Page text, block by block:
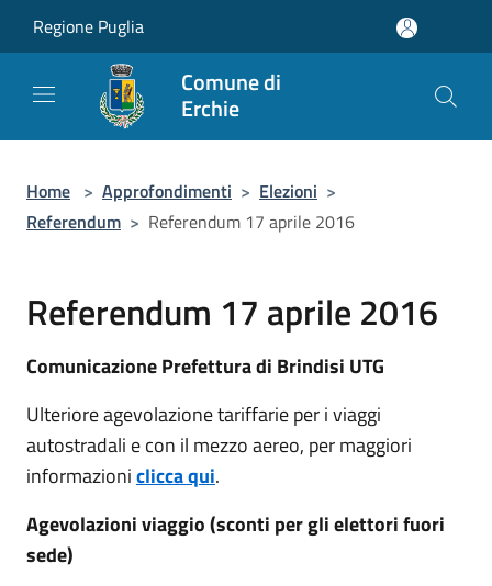
Regione Puglia
Comune di
Erchie
Home > Approfondimenti > Elezioni >
Referendum > Referendum 17 aprile 2016
Referendum 17 aprile 2016
Comunicazione Prefettura di Brindisi UTG
Ulteriore agevolazione tariffarie per i viaggi
autostradali e con il mezzo aereo, per maggiori
informazioniclicca qui.
Agevolazioni viaggio (sconti per gli elettori fuori
sede)